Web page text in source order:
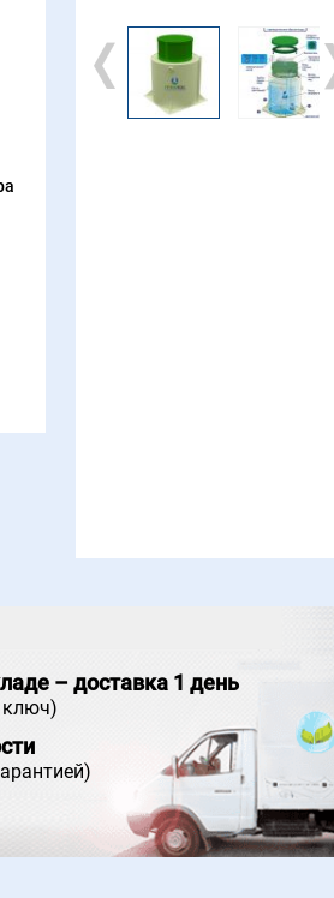
– доставка 1 день
ключ)